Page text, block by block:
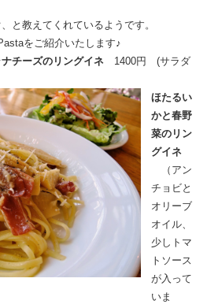
と教えてくれているようです。
をご紹介いたします♪
チーズのリングイネ 1400円 (サラダ
ほたるい
かと春野
菜のリン
グイネ
（アン
チョビと
オリーブ
オイル、
少しトマ
トソース
が入って
いま